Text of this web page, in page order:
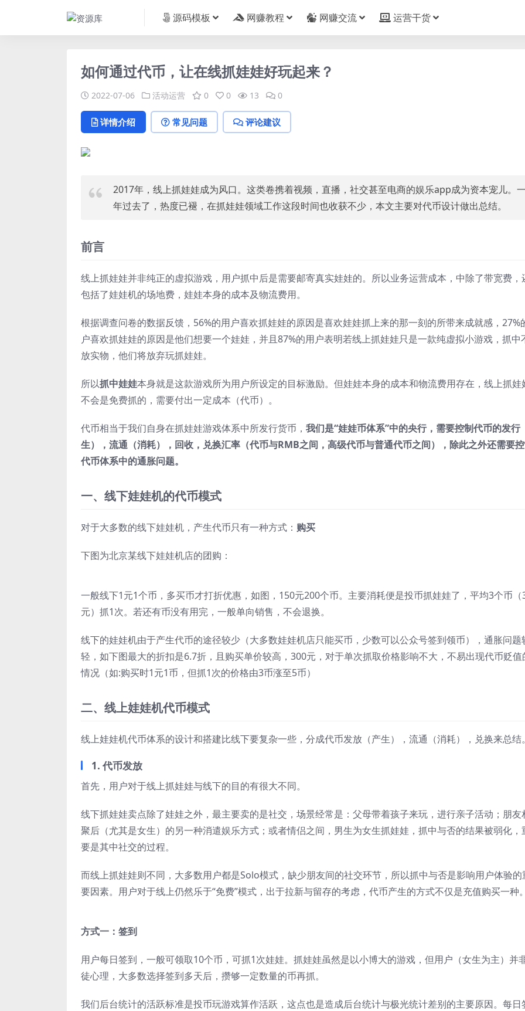
源码模板 网赚教程 网赚交流 运营干货
如何通过代币，让在线抓娃娃好玩起来？
2022-07-06 活动运营 0 0 13 0
详情介绍 常见问题 评论建议
2017年，线上抓娃娃成为风口。这类卷携着视频，直播，社交甚至电商的娱乐app成为资本宠儿。
年过去了，热度已褪，在抓娃娃领域工作这段时间也收获不少，本文主要对代币设计做出总结。
前言
线上抓娃娃并非纯正的虚拟游戏，用户抓中后是需要邮寄真实娃娃的。所以业务运营成本，中除了带宽费，
包括了娃娃机的场地费，娃娃本身的成本及物流费用。
根据调查问卷的数据反馈，56%的用户喜欢抓娃娃的原因是喜欢娃娃抓上来的那一刻的所带来成就感，27%
户喜欢抓娃娃的原因是他们想要一个娃娃，并且87%的用户表明若线上抓娃娃只是一款纯虚拟小游戏，抓中
放实物，他们将放弃玩抓娃娃。
所以抓中娃娃本身就是这款游戏所为用户所设定的目标激励。但娃娃本身的成本和物流费用存在，线上抓娃
不会是免费抓的，需要付出一定成本（代币）。
代币相当于我们自身在抓娃娃游戏体系中所发行货币， 我们是“娃娃币体系”中的央行，需要控制代币的发行
生），流通（消耗），回收，兑换汇率（代币与RMB之间，高级代币与普通代币之间），除此之外还需要
代币体系中的通胀问题。
一、线下娃娃机的代币模式
对于大多数的线下娃娃机，产生代币只有一种方式： 购买
下图为北京某线下娃娃机店的团购：
一般线下1元1个币，多买币才打折优惠，如图，150元200个币。主要消耗便是投币抓娃娃了，平均3个币（
元）抓1次。若还有币没有用完，一般单向销售，不会退换。
线下的娃娃机由于产生代币的途径较少（大多数娃娃机店只能买币，少数可以公众号签到领币），通胀问题
轻，如下图最大的折扣是6.7折，且购买单价较高，300元，对于单次抓取价格影响不大，不易出现代币贬值
情况（如:购买时1元1币，但抓1次的价格由3币涨至5币）
二、线上娃娃机代币模式
线上娃娃机代币体系的设计和搭建比线下要复杂一些，分成代币发放（产生），流通（消耗），兑换来总结
1. 代币发放
首先，用户对于线上抓娃娃与线下的目的有很大不同。
线下抓娃娃卖点除了娃娃之外，最主要卖的是社交，场景经常是：父母带着孩子来玩，进行亲子活动；朋友
聚后（尤其是女生）的另一种消遣娱乐方式；或者情侣之间，男生为女生抓娃娃，抓中与否的结果被弱化，
要是其中社交的过程。
而线上抓娃娃则不同，大多数用户都是Solo模式，缺少朋友间的社交环节，所以抓中与否是影响用户体验的
要因素。用户对于线上仍然乐于“免费”模式，出于拉新与留存的考虑，代币产生的方式不仅是充值购买一种
方式一：签到
用户每日签到，一般可领取10个币，可抓1次娃娃。抓娃娃虽然是以小博大的游戏，但用户（女生为主）并
徒心理，大多数选择签到多天后，攒够一定数量的币再抓。
我们后台统计的活跃标准是投币玩游戏算作活跃，这点也是造成后台统计与极光统计差别的主要原因。每日